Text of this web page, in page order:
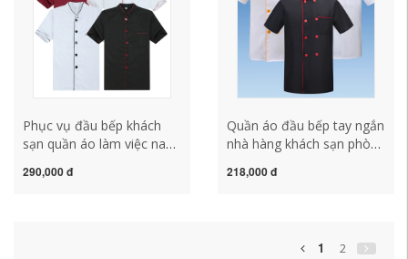
Phục vụ đầu bếp khách
sạn quần áo làm việc nam
mùa hè mỏng phần nhà
290,000 đ
Quần áo đầu bếp tay ngắn
nhà hàng khách sạn phòng
quần áo làm việc mùa hè
218,000 đ
1 2